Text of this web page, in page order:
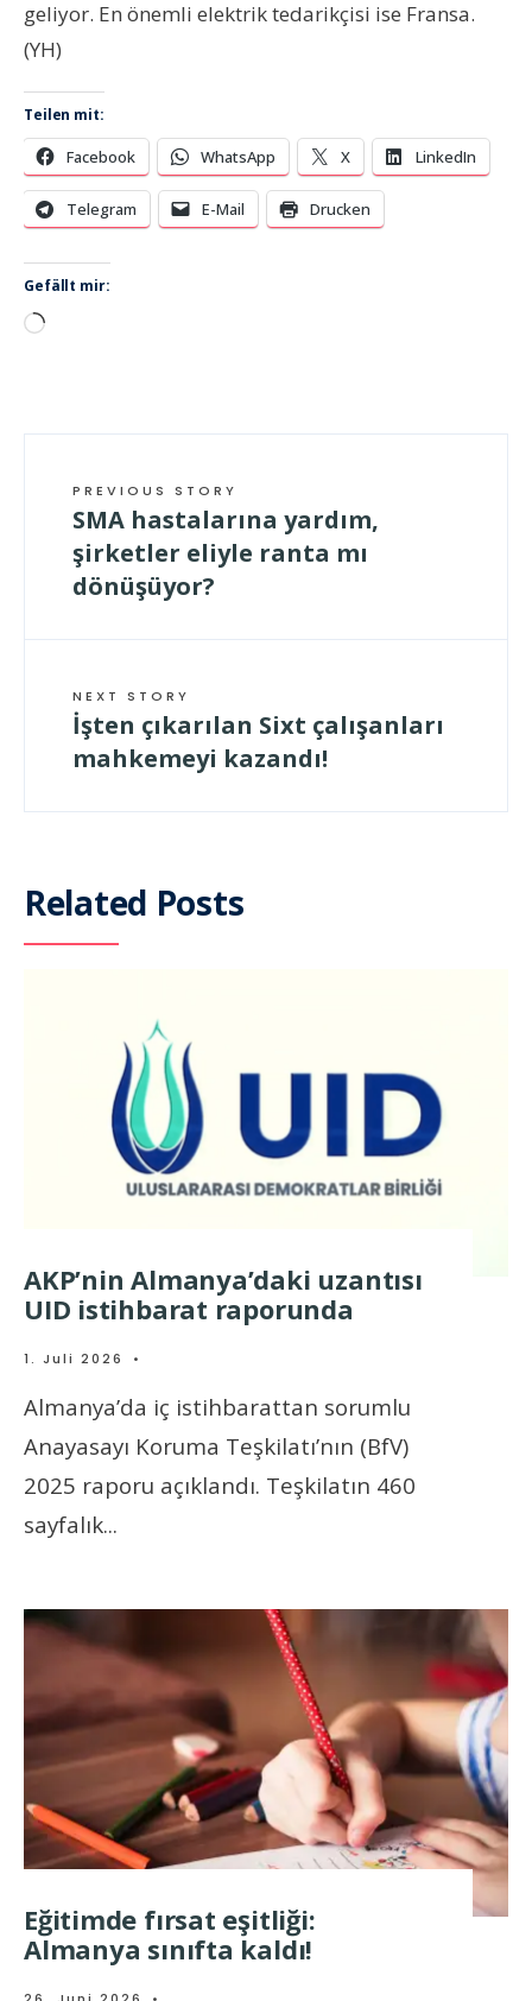
geliyor. En önemli elektrik tedarikçisi ise Fransa.
(YH)
Teilen mit:
Facebook WhatsApp X LinkedIn
Telegram E-Mail Drucken
Gefällt mir:
Wird
PREVIOUS STORY
SMA hastalarına yardım,
şirketler eliyle ranta mı
dönüşüyor?
NEXT STORY
İşten çıkarılan Sixt çalışanları
mahkemeyi kazandı!
Related Posts
AKP’nin Almanya’daki uzantısı
UID istihbarat raporunda
1. Juli 2026 •
Almanya’da iç istihbarattan sorumlu
Anayasayı Koruma Teşkilatı’nın (BfV)
2025 raporu açıklandı. Teşkilatın 460
sayfalık...
Eğitimde fırsat eşitliği:
Almanya sınıfta kaldı!